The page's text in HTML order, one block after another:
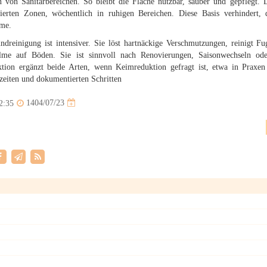
Zonen, wöchentlich in ruhigen Bereichen. Diese Basis
ist intensiver. Sie löst hartnäckige Verschmutzungen, reinigt
auf Böden. Sie ist sinnvoll nach Renovierungen, Saisonwechseln
ergänzt beide Arten, wenn Keimreduktion gefragt ist, etwa in
und dokumentierten Schritten
1404/07/23